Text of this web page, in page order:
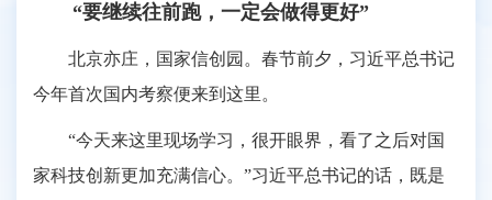
“要继续往前跑，一定会做得更好”
北京亦庄，国家信创园。春节前夕，习近平总书记
今年首次国内考察便来到这里。
“今天来这里现场学习，很开眼界，看了之后对国
家科技创新更加充满信心。”习近平总书记的话，既是